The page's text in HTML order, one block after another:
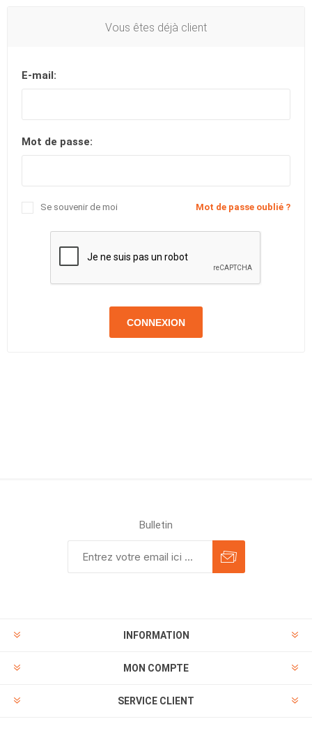
Vous êtes déjà client
E-mail:
Mot de passe:
Mot de passe oublié ?
Se souvenir de moi
CONNEXION
Bulletin
INFORMATION
MON COMPTE
SERVICE CLIENT